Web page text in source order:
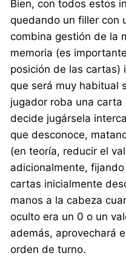
Bien, con todos estos
quedando un filler con
combina gestión de la
memoria (es
posición de las cartas)
que será muy habitual
jugador roba una
decide jugársela
que desconoce,
(en teoría, reducir el
adicionalmente,
cartas inicialmente
manos a la cabeza
oculto era un 0 o un
además, aprovechará
orden de turno.